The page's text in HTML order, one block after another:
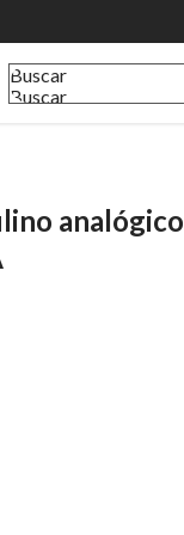
Buscar
Buscar
analógico